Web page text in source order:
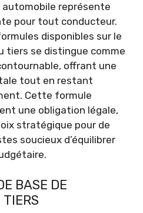
automobile représente
pour tout conducteur.
disponibles sur le
tiers se distingue comme
offrant une
tout en restant
Cette formule
une obligation légale,
stratégique pour de
soucieux d’équilibrer
BASE DE
TIERS